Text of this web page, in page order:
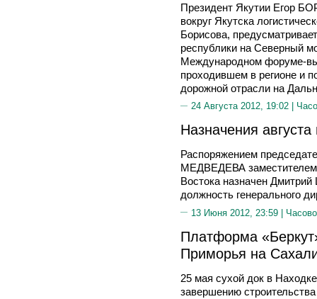
Президент Якутии Егор
вокруг Якутска
Борисова,
республики на Северный
Международном форуме-
проходившем в регионе и
дорожной отрасли на
24 Августа 2012, 19:02 |
Назначения
Распоряжением
МЕДВЕДЕВА заместителем
Востока назначен
должность генерального
13 Июня 2012, 23:59 |
Платформа
Приморья на
25 мая сухой док в
завершению строительства